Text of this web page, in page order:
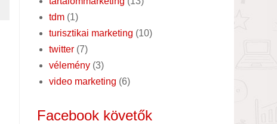
tdm (1)
turisztikai marketing (10)
twitter (7)
vélemény (3)
video marketing (6)
Facebook követők